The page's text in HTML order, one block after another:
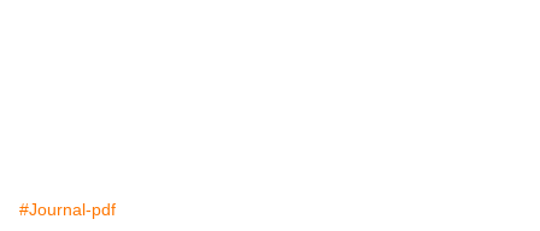
#Journal-pdf